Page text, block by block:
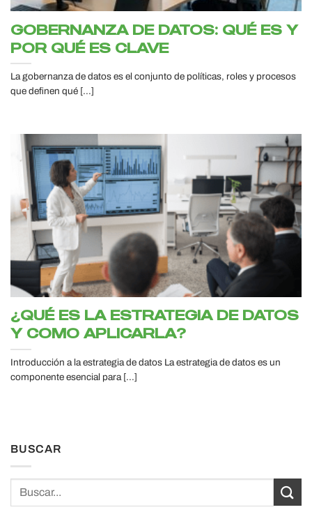
GOBERNANZA DE DATOS: QUÉ ES Y
POR QUÉ ES CLAVE
La gobernanza de datos es el conjunto de políticas, roles y procesos
que definen qué [...]
¿QUÉ ES LA ESTRATEGIA DE DATOS
Y COMO APLICARLA?
Introducción a la estrategia de datos La estrategia de datos es un
componente esencial para [...]
BUSCAR